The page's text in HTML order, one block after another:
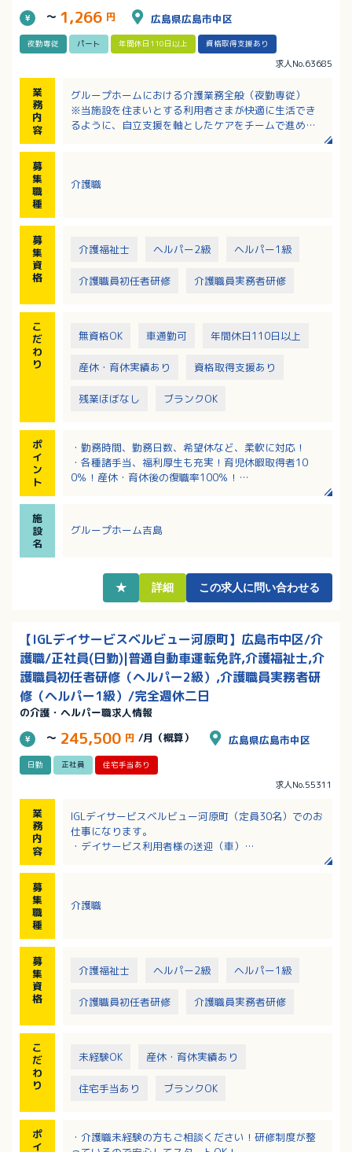
～ 1,266 円 広島県広島市中区
夜勤専従 パート 年間休日110日以上 資格取得支援あり
求人No.63685
業
務
内
容
グループホームにおける介護業務全般（夜勤専従）
※当施設を住まいとする利用者さまが快適に生活でき
るように、自立支援を軸としたケアをチームで進めて
濯など）の実施
・地域交流や地域連携への取り組み、ご家族との交流
募
集
職
種
介護職
募
集
資
格
介護福祉士 ヘルパー2級 ヘルパー1級
介護職員初任者研修 介護職員実務者研修
こ
だ
わ
り
無資格OK 車通勤可 年間休日110日以上
産休・育休実績あり 資格取得支援あり
残業ほぼなし ブランクOK
ポ
イ
ン
ト
・勤務時間、勤務日数、希望休など、柔軟に対応！
・各種諸手当、福利厚生も充実！育児休暇取得者10
0％！産休・育休後の復職率100％！
・慣れるまで先輩スタッフが付き添い、指導いたしま
す。未経験の方も歓迎！
施
設
名
グループホーム吉島
★ 詳細 この求人に問い合わせる
【IGLデイサービスベルビュー河原町】広島市中区/介
護職/正社員(日勤)|普通自動車運転免許,介護福祉士,介
護職員初任者研修（ヘルパー2級）,介護職員実務者研
修（ヘルパー1級）/完全週休二日
の介護・ヘルパー職求人情報
～ 245,500 円 /月（概算） 広島県広島市中区
日勤 正社員 住宅手当あり
求人No.55311
業
務
内
容
IGLデイサービスベルビュー河原町（定員30名）でのお
仕事になります。
・デイサービス利用者様の送迎（車）
・簡単なストレッチ体操の進行
募
集
職
種
介護職
募
集
資
格
介護福祉士 ヘルパー2級 ヘルパー1級
介護職員初任者研修 介護職員実務者研修
こ
だ
わ
り
未経験OK 産休・育休実績あり
住宅手当あり ブランクOK
ポ
イ
・介護職未経験の方もご相談ください！研修制度が整